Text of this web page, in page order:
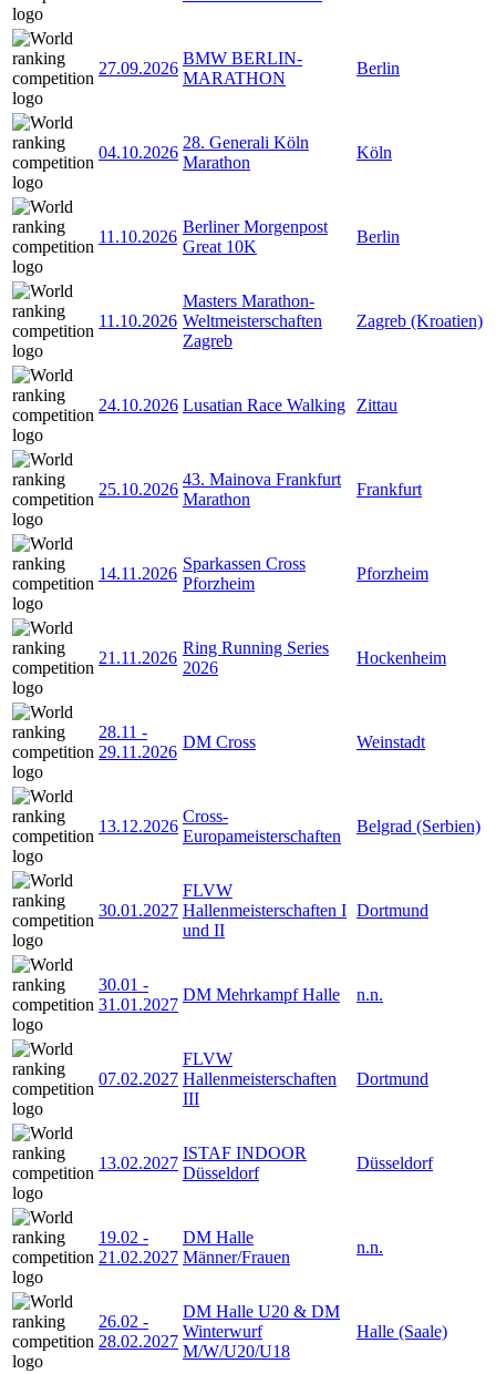
27.09.2026
BMW BERLIN-
MARATHON
Berlin
04.10.2026
28. Generali Köln
Marathon
Köln
11.10.2026
Berliner Morgenpost
Great 10K
Berlin
11.10.2026
Masters Marathon-
Weltmeisterschaften
Zagreb
Zagreb (Kroatien)
24.10.2026 Lusatian Race Walking Zittau
25.10.2026
43. Mainova Frankfurt
Marathon
Frankfurt
14.11.2026
Sparkassen Cross
Pforzheim
Pforzheim
21.11.2026
Ring Running Series
2026
Hockenheim
28.11 -
29.11.2026
DM Cross Weinstadt
13.12.2026
Cross-
Europameisterschaften
Belgrad (Serbien)
30.01.2027
FLVW
Hallenmeisterschaften I
und II
Dortmund
30.01 -
31.01.2027
DM Mehrkampf Halle n.n.
07.02.2027
FLVW
Hallenmeisterschaften
III
Dortmund
13.02.2027
ISTAF INDOOR
Düsseldorf
Düsseldorf
19.02 -
21.02.2027
DM Halle
Männer/Frauen
n.n.
26.02 -
28.02.2027
DM Halle U20 & DM
Winterwurf
M/W/U20/U18
Halle (Saale)